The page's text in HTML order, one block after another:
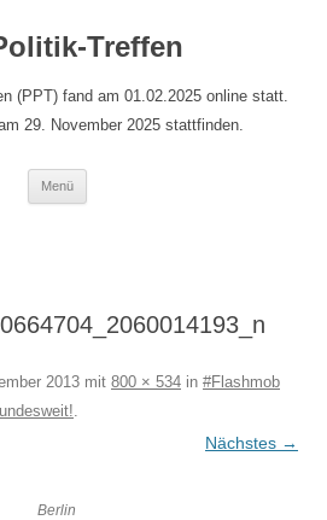
Treffen
(PPT) fand am 01.02.2025 online statt.
29. November 2025 stattfinden.
Menü
2013 mit 800 × 534 in #Flashmob
.
Nächstes →
Berlin